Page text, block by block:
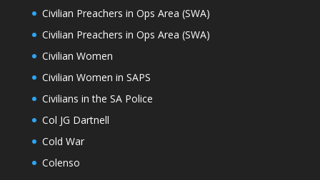
Civilian Preachers in Ops Area (SWA)
Civilian Preachers in Ops Area (SWA)
Civilian Women
Civilian Women in SAPS
Civilians in the SA Police
Col JG Dartnell
Cold War
Colenso